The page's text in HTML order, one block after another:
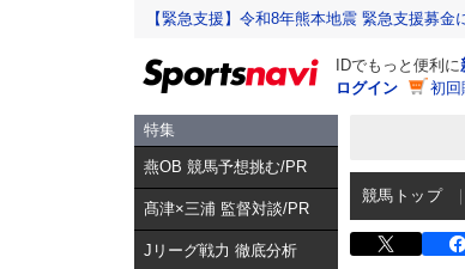
【緊急支援】令和8年熊本地震 緊急支援募金
IDでもっと便利に
ログイン
初回
特集
燕OB 競馬予想挑む/PR
髙津×三浦 監督対談/PR
Jリーグ戦力 徹底分析
競馬トップ